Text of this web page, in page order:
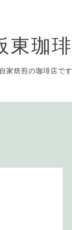
東珈琲
家焙煎の珈琲店です